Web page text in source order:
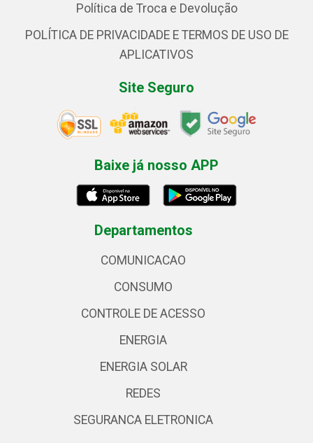
Política de Troca e Devolução
POLÍTICA DE PRIVACIDADE E TERMOS DE USO DE
APLICATIVOS
Site Seguro
Baixe já nosso APP
Departamentos
COMUNICACAO
CONSUMO
CONTROLE DE ACESSO
ENERGIA
ENERGIA SOLAR
REDES
SEGURANCA ELETRONICA